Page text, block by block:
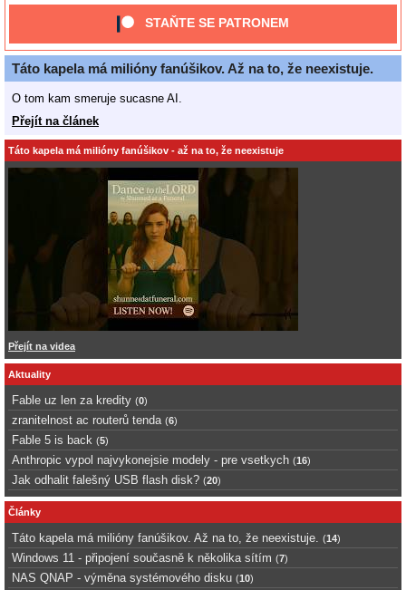
STAŇTE SE PATRONEM
Táto kapela má milióny fanúšikov. Až na to, že neexistuje.
O tom kam smeruje sucasne AI.
Přejít na článek
Táto kapela má milióny fanúšikov - až na to, že neexistuje
Přejít na videa
Aktuality
Fable uz len za kredity (0)
zranitelnost ac routerů tenda (6)
Fable 5 is back (5)
Anthropic vypol najvykonejsie modely - pre vsetkych (16)
Jak odhalit falešný USB flash disk? (20)
Články
Táto kapela má milióny fanúšikov. Až na to, že neexistuje. (14)
Windows 11 - připojení současně k několika sítím (7)
NAS QNAP - výměna systémového disku (10)